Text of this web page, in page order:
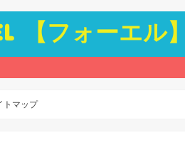
【フォーエル
トマップ